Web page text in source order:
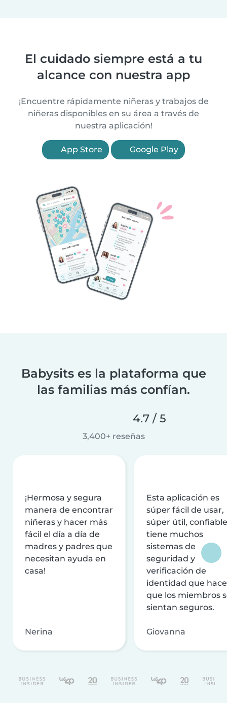
El cuidado siempre está a tu
alcance con nuestra app
¡Encuentre rápidamente niñeras y trabajos de
niñeras disponibles en su área a través de
nuestra aplicación!
App Store Google Play
Babysits es la plataforma que
las familias más confían.
4.7 / 5
3,400+ reseñas
¡Hermosa y segura
manera de encontrar
niñeras y hacer más
fácil el día a día de
madres y padres que
necesitan ayuda en
casa!
Nerina
Esta aplicación es
súper fácil de usar,
súper útil,
tiene muchos
sistemas de
seguridad y
verificación de
identidad que
que los miembros
sientan seguros.
Giovanna